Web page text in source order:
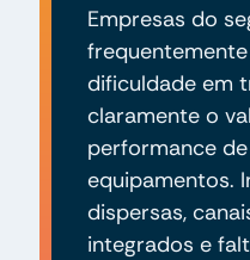
Empresas do
dificuldade em
claramente o
performance
equipamentos.
dispersas,
integrados e